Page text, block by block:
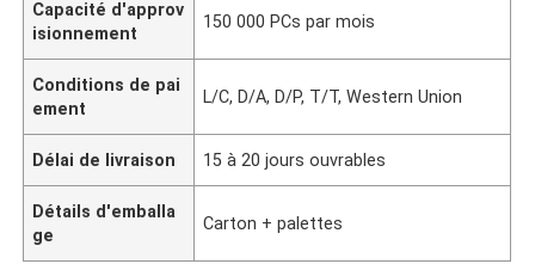
Capacité d'approv
isionnement
150 000 PCs par mois
Conditions de pai
ement
L/C, D/A, D/P, T/T, Western Union
Délai de livraison 15 à 20 jours ouvrables
Détails d'emballa
ge
Carton + palettes